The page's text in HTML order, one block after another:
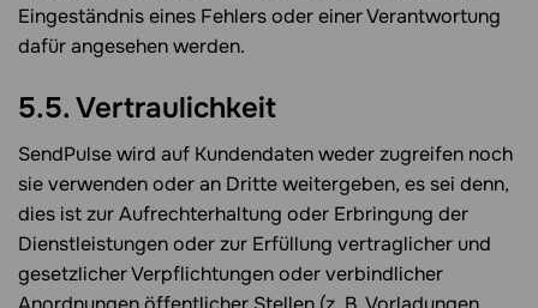
Eingeständnis eines Fehlers oder einer Verantwortung
dafür angesehen werden.
5.5. Vertraulichkeit
SendPulse wird auf Kundendaten weder zugreifen noch
sie verwenden oder an Dritte weitergeben, es sei denn,
dies ist zur Aufrechterhaltung oder Erbringung der
Dienstleistungen oder zur Erfüllung vertraglicher und
gesetzlicher Verpflichtungen oder verbindlicher